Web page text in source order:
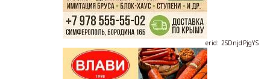
erid: 2SDnjdPjgYS